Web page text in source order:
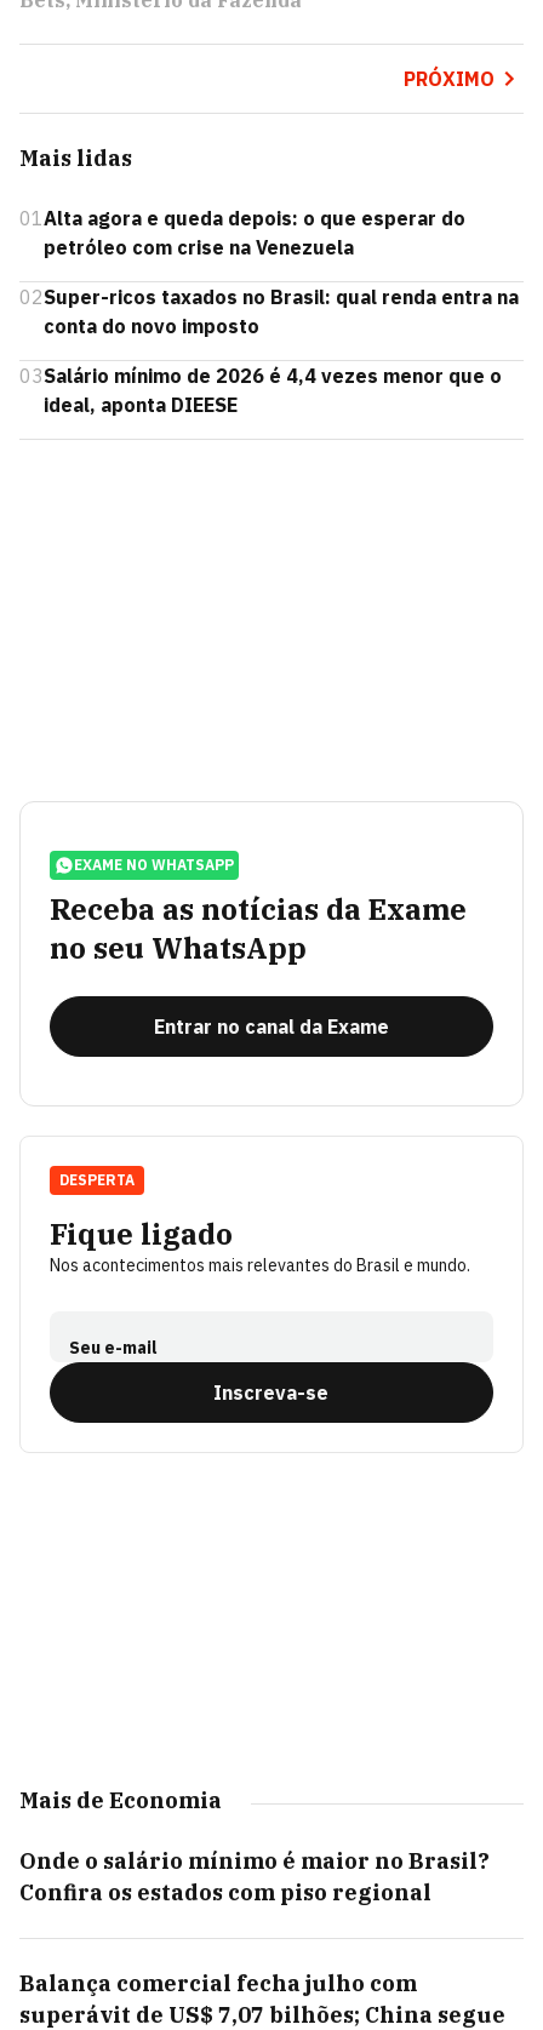
PRÓXIMO
Mais lidas
01Alta agora e queda depois: o que esperar do
petróleo com crise na Venezuela
02Super-ricos taxados no Brasil: qual renda entra na
conta do novo imposto
03Salário mínimo de 2026 é 4,4 vezes menor que o
ideal, aponta DIEESE
EXAME NO WHATSAPP
Receba as notícias da Exame
no seu WhatsApp
Entrar no canal da Exame
Fique ligado
Nos acontecimentos mais relevantes do Brasil e mundo.
Seu e-mail
Inscreva-se
DESPERTA
Mais de Economia
Onde o salário mínimo é maior no Brasil?
Confira os estados com piso regional
Balança comercial fecha julho com
superávit de US$ 7,07 bilhões; China segue